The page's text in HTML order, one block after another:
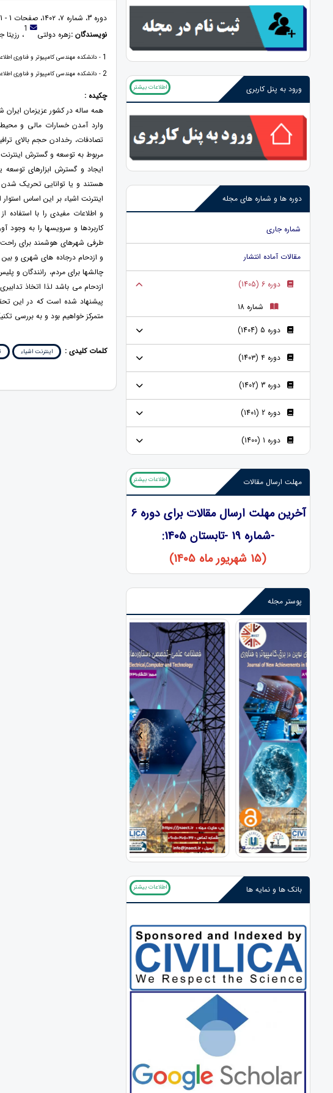
ورود به پنل کاربری اطلاعات بیشتر
دوره ها و شماره های مجله
شماره جاری
مقالات آماده انتشار
دوره 6 (1405)
شماره 18
دوره 5 (1404)
دوره ۴ (140۳)
دوره 3 (1402)
دوره 2 (1401)
دوره 1 (1400)
مهلت ارسال مقالات اطلاعات بیشتر
آخرین مهلت ارسال مقالات برای دوره 6
-شماره 19 -تابستان 1405:
(15 شهریور ماه 1405)
پوستر مجله
› ‹
بانک ها و نمایه ها اطلاعات بیشتر
دوره 3، شماره ۷، ۱۴۰۲، صفحات 1 - 21
نویسندگان :زهره دولتی 1،
1 - دانشکده مهندسی کامپیوتر و فناوری
2 - دانشکده مهندسی کامپیوتر و فناوری
چکیده :
همه ساله در کشور عزیزمان
وارد آمدن خسارات مالی و
تصادفات، رخدادن حجم بالای
مربوط به توسعه و گسترش
ایجاد و گسترش ابزارهای
هستند و یا توانایی تحریک
اینترنت اشیاء بر این اساس
و اطلاعات مفیدی را با استفاده
کاربردها و سرویسها را به وجود
طرفی شهرهای هوشمند برای راحت
و ازدحام درجاده های شهری و
چالشها برای مردم، رانندگان و
ازدحام می باشد لذا اتخاذ
پیشنهاد شده است که در این
متمرکز خواهیم بود و به بررسی
کلمات کلیدی : اینترنت اشیاء